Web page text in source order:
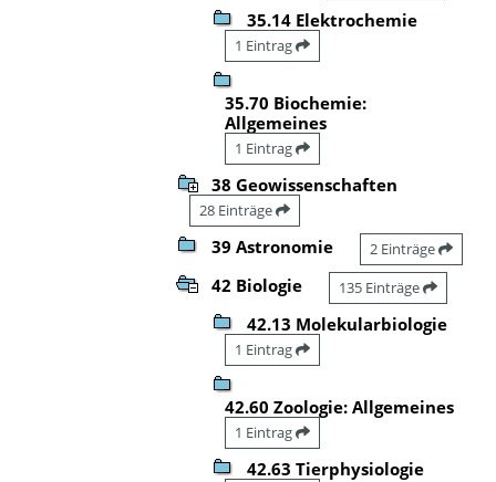
35.14 Elektrochemie
1 Eintrag
35.70 Biochemie:
Allgemeines
1 Eintrag
38 Geowissenschaften
28 Einträge
39 Astronomie 2 Einträge
42 Biologie 135 Einträge
42.13 Molekularbiologie
1 Eintrag
42.60 Zoologie: Allgemeines
1 Eintrag
42.63 Tierphysiologie